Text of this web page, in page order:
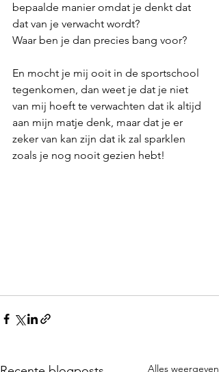
bepaalde manier omdat je denkt dat
dat van je verwacht wordt?
Waar ben je dan precies bang voor?
En mocht je mij ooit in de sportschool
tegenkomen, dan weet je dat je niet
van mij hoeft te verwachten dat ik altijd
aan mijn matje denk, maar dat je er
zeker van kan zijn dat ik zal sparklen
zoals je nog nooit gezien hebt!
Alles weergeven